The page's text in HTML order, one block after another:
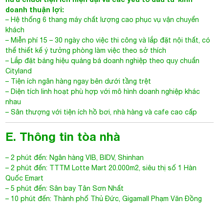
doanh thuận lợi:
– Hệ thống 6 thang máy chất lượng cao phục vụ vận chuyển
khách
– Miễn phí 15 – 30 ngày cho việc thi công và lắp đặt nội thất, có
thể thiết kế ý tưởng phòng làm việc theo sở thích
– Lắp đặt bảng hiệu quảng bá doanh nghiệp theo quy chuẩn
Cityland
– Tiện ích ngân hàng ngay bên dưới tầng trệt
– Diện tích linh hoạt phù hợp với mô hình doanh nghiệp khác
nhau
– Sân thượng với tiện ích hồ bơi, nhà hàng và cafe cao cấp
E. Thông tin tòa nhà
– 2 phút đến: Ngân hàng VIB, BIDV, Shinhan
– 2 phút đến: TTTM Lotte Mart 20.000m2, siêu thị số 1 Hàn
Quốc Emart
– 5 phút đến: Sân bay Tân Sơn Nhất
– 10 phút đến: Thành phố Thủ Đức, Gigamall Phạm Văn Đồng